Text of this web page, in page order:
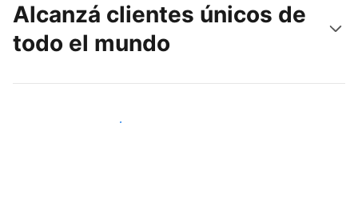
Alcanzá clientes únicos de
todo el mundo
Llegá a huéspedes nuevos hoy